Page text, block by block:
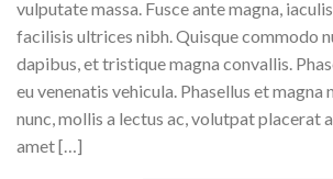
vulputate massa. Fusce ante magna,
facilisis ultrices nibh. Quisque commodo
dapibus, et tristique magna convallis.
eu venenatis vehicula. Phasellus et magna
nunc, mollis a lectus ac, volutpat placerat
amet […]